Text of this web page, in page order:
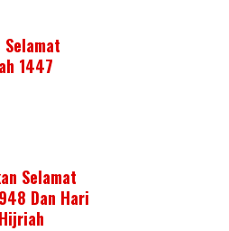
Selamat
1447
Selamat
Dan Hari